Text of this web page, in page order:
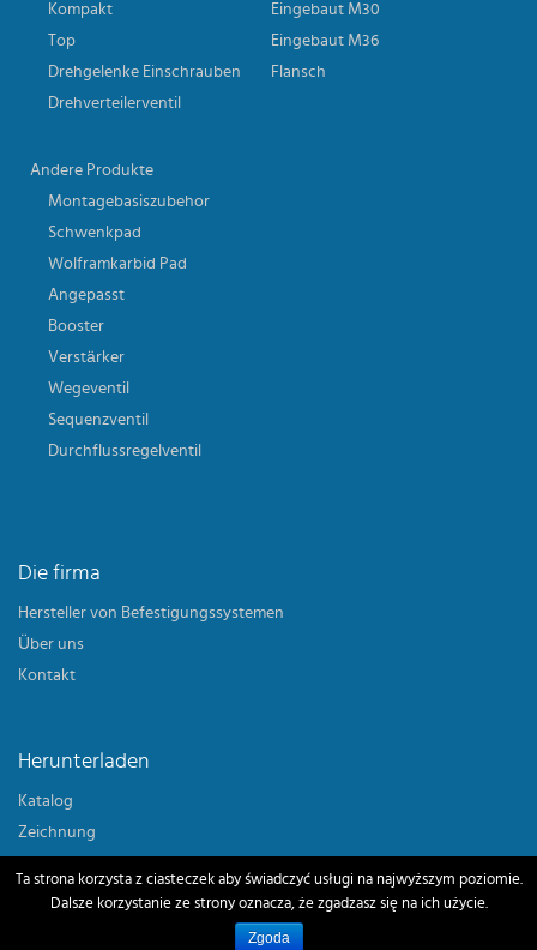
Kompakt
Top
Drehgelenke Einschrauben
Drehverteilerventil
Eingebaut M30
Eingebaut M36
Flansch
Andere Produkte
Montagebasiszubehor
Schwenkpad
Wolframkarbid Pad
Angepasst
Booster
Verstärker
Wegeventil
Sequenzventil
Durchflussregelventil
Die firma
Hersteller von Befestigungssystemen
Über uns
Kontakt
Herunterladen
Katalog
Zeichnung
Copyright © 2026 KJF
Ta strona korzysta z ciasteczek aby świadczyć usługi na najwyższym poziomie.
Dalsze korzystanie ze strony oznacza, że zgadzasz się na ich użycie.
Zgoda